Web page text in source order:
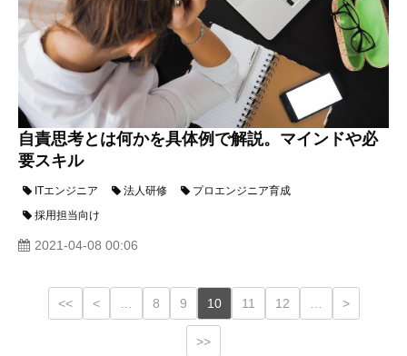
自責思考とは何かを具体例で解説。マインドや必
要スキル
ITエンジニア 法人研修
プロエンジニア育成
採用担当向け
2021-04-08 00:06
<< < 8 9 10 11 12 >
>>